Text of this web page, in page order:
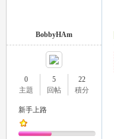
BobbyHAm
0
主題
5
回帖
22
積分
新手上路